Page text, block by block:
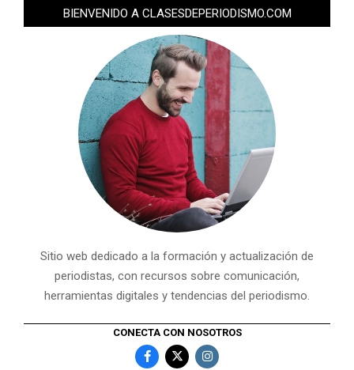
BIENVENIDO A CLASESDEPERIODISMO.COM
Sitio web dedicado a la formación y actualización de
periodistas, con recursos sobre comunicación,
herramientas digitales y tendencias del periodismo.
CONECTA CON NOSOTROS